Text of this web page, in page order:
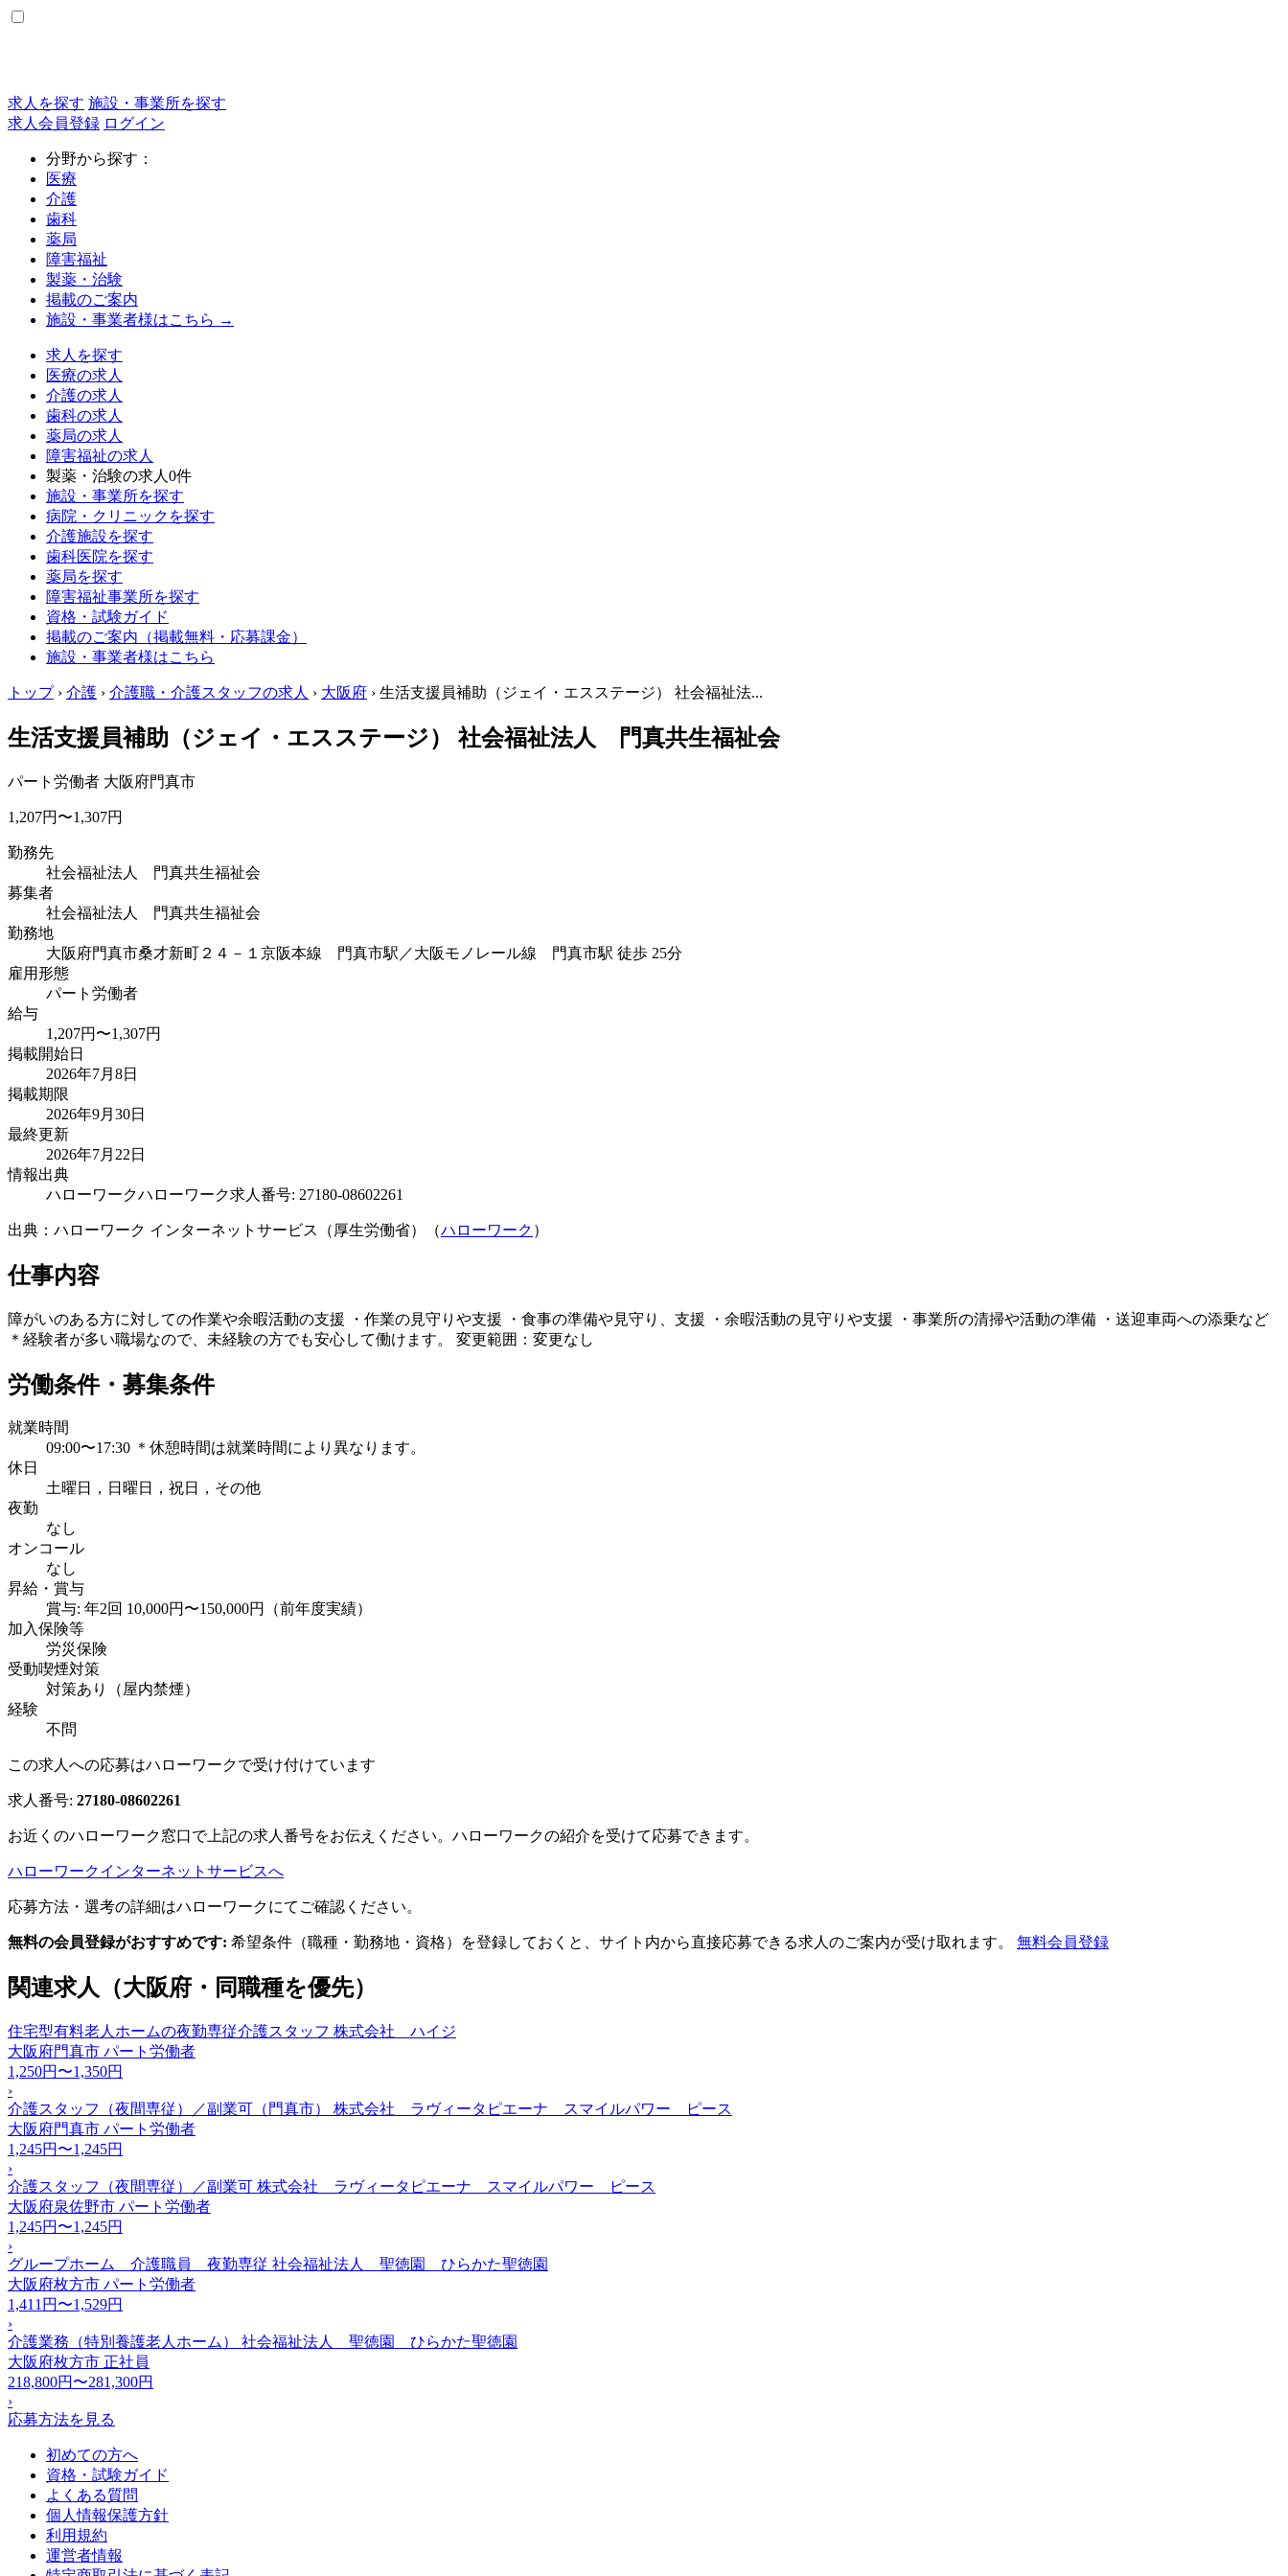
求人を探す 施設・事業所を探す
求人会員登録 ログイン
分野から探す：
医療
介護
歯科
薬局
障害福祉
製薬・治験
掲載のご案内
施設・事業者様はこちら →
求人を探す
医療の求人
介護の求人
歯科の求人
薬局の求人
障害福祉の求人
製薬・治験の求人 0件
施設・事業所を探す
病院・クリニックを探す
介護施設を探す
歯科医院を探す
薬局を探す
障害福祉事業所を探す
資格・試験ガイド
掲載のご案内（掲載無料・応募課金）
施設・事業者様はこちら
トップ › 介護 › 介護職・介護スタッフの求人 › 大阪府 › 生活支援員補助（ジェイ・エスステージ） 社会福祉法...
生活支援員補助（ジェイ・エスステージ） 社会福祉法人 門真共生福祉会
パート労働者 大阪府門真市
1,207円〜1,307円
勤務先
社会福祉法人 門真共生福祉会
募集者
社会福祉法人 門真共生福祉会
勤務地
大阪府門真市桑才新町２４－１ 京阪本線 門真市駅／大阪モノレール線 門真市駅 徒歩 25分
雇用形態
パート労働者
給与
1,207円〜1,307円
掲載開始日
2026年7月8日
掲載期限
2026年9月30日
最終更新
2026年7月22日
情報出典
ハローワークハローワーク求人番号: 27180-08602261
出典：ハローワーク インターネットサービス（厚生労働省）（ハローワーク ）
仕事内容
障がいのある方に対しての作業や余暇活動の支援 ・作業の見守りや支援 ・食事の準備や見守り、支援 ・余暇活動の見守りや支援 ・事業所の清掃や活動の準備 ・送迎車両への添乗など
＊経験者が多い職場なので、未経験の方でも安心して働けます。 変更範囲：変更なし
労働条件・募集条件
就業時間
09:00〜17:30 ＊休憩時間は就業時間により異なります。
休日
土曜日，日曜日，祝日，その他
夜勤
なし
オンコール
なし
昇給・賞与
賞与: 年2回 10,000円〜150,000円（前年度実績）
加入保険等
労災保険
受動喫煙対策
対策あり（屋内禁煙）
経験
不問
この求人への応募はハローワークで受け付けています
求人番号: 27180-08602261
お近くのハローワーク窓口で上記の求人番号をお伝えください。ハローワークの紹介を受けて応募できます。
ハローワークインターネットサービスへ
応募方法・選考の詳細はハローワークにてご確認ください。
無料の会員登録がおすすめです: 希望条件（職種・勤務地・資格）を登録しておくと、サイト内から直接応募できる求人のご案内が受け取れます。 無料会員登録
関連求人（大阪府・同職種を優先）
住宅型有料老人ホームの夜勤専従介護スタッフ 株式会社 ハイジ
大阪府門真市 パート労働者
1,250円〜1,350円
›
介護スタッフ（夜間専従）／副業可（門真市） 株式会社 ラヴィータピエーナ スマイルパワー ピース
大阪府門真市 パート労働者
1,245円〜1,245円
›
介護スタッフ（夜間専従）／副業可 株式会社 ラヴィータピエーナ スマイルパワー ピース
大阪府泉佐野市 パート労働者
1,245円〜1,245円
›
グループホーム 介護職員 夜勤専従 社会福祉法人 聖徳園 ひらかた聖徳園
大阪府枚方市 パート労働者
1,411円〜1,529円
›
介護業務（特別養護老人ホーム） 社会福祉法人 聖徳園 ひらかた聖徳園
大阪府枚方市 正社員
218,800円〜281,300円
›
応募方法を見る
初めての方へ
資格・試験ガイド
よくある質問
個人情報保護方針
利用規約
運営者情報